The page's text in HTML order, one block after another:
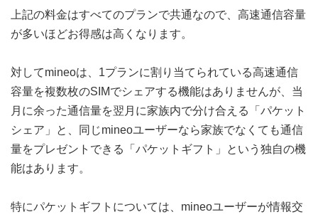
上記の料金はすべてのプランで共通なので、高速通信容量
が多いほどお得感は高くなります。
対してmineoは、1プランに割り当てられている高速通信
容量を複数枚のSIMでシェアする機能はありませんが、当
月に余った通信量を翌月に家族内で分け合える「パケット
シェア」と、同じmineoユーザーなら家族でなくても通信
量をプレゼントできる「パケットギフト」という独自の機
能はあります。
特にパケットギフトについては、mineoユーザーが情報交